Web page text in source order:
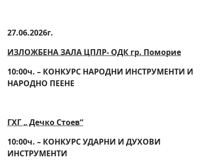
27.06.2026г.
ИЗЛОЖБЕНА ЗАЛА ЦПЛР- ОДК гр. Поморие
10:00ч. – КОНКУРС НАРОДНИ ИНСТРУМЕНТИ И
НАРОДНО ПЕЕНЕ
ГХГ „ Дечко Стоев“
10:00ч. – КОНКУРС УДАРНИ И ДУХОВИ
ИНСТРУМЕНТИ